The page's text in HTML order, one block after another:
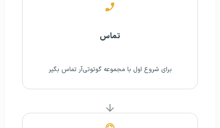
تماس
برای شروع اول با مجموعه گوتوتی‌آر تماس بگیر